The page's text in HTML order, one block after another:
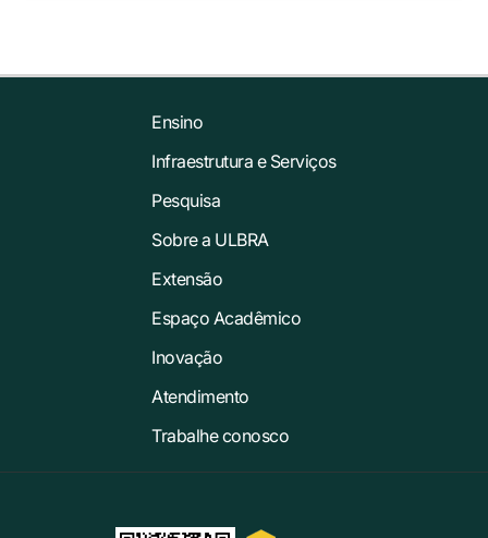
Ensino
Infraestrutura e Serviços
Pesquisa
Sobre a ULBRA
Extensão
Espaço Acadêmico
Inovação
Atendimento
Trabalhe conosco